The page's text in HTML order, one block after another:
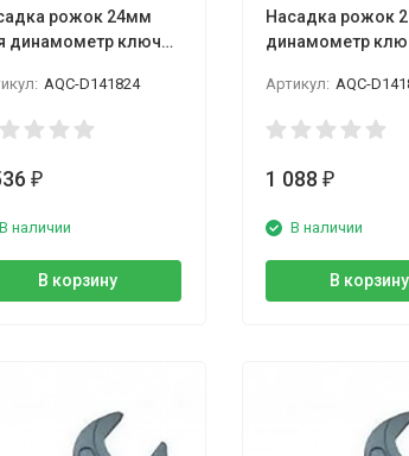
рожок 24мм
динамометр ключа,
AQC-D141824
₽
В наличии
В корзину
Насадка рожок
динамометр
LICOTA
Артикул: AQC-
1 088 ₽
В наличии
В корзину